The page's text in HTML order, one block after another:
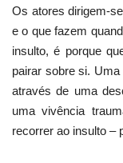
Os atores dirigem-
e o que fazem
insulto, é porque
pairar sobre si.
através de uma
uma vivência
recorrer ao insulto –